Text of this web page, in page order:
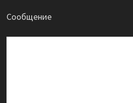
Сообщение